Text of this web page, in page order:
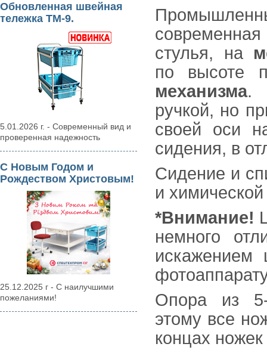
Обновленная швейная
тележка ТМ-9.
5.01.2026 г. - Современный вид и
проверенная надежность
С Новым Годом и
Рождеством Христовым!
25.12.2025 г - С наилучшими
пожеланиями!
стулья, на
по высоте
механизма.
ручкой, но
своей оси
сидения, в
Сидение и
и
*Внимание!
немного
искажением
Опора из 5-
этому все
концах